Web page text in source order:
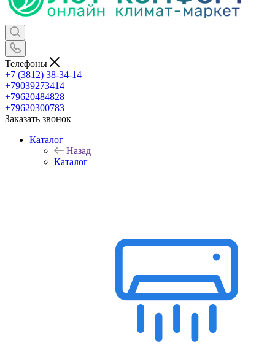
Телефоны
+7 (3812) 38-34-14
+79039273414
+79620484828
+79620300783
Заказать звонок
Каталог
Назад
Каталог